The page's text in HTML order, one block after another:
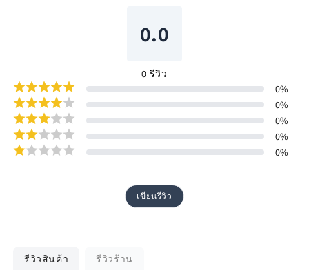
0.0
0 รีวิว
0%
0%
0%
0%
0%
เขียนรีวิว
รีวิวสินค้า รีวิวร้าน